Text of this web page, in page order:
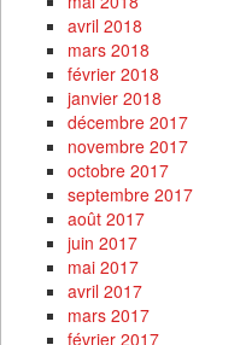
avril 2018
mars 2018
février 2018
janvier 2018
décembre 2017
novembre 2017
octobre 2017
septembre 2017
août 2017
juin 2017
mai 2017
avril 2017
mars 2017
février 2017